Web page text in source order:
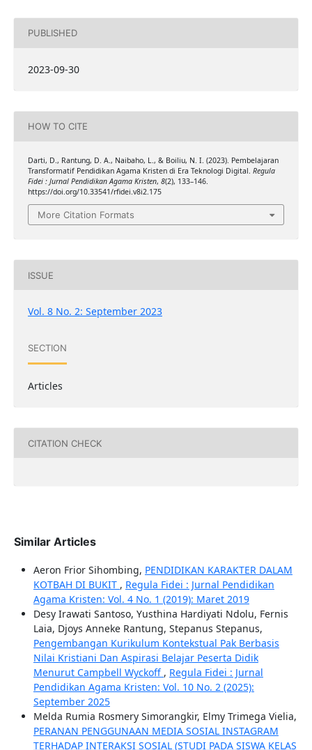
PUBLISHED
2023-09-30
HOW TO CITE
Darti, D., Rantung, D. A., Naibaho, L., & Boiliu, N. I. (2023). Pembelajaran
Transformatif Pendidikan Agama Kristen di Era Teknologi Digital. Regula
Fidei : Jurnal Pendidikan Agama Kristen, 8(2), 133–146.
https://doi.org/10.33541/rfidei.v8i2.175
More Citation Formats
ISSUE
Vol. 8 No. 2: September 2023
SECTION
Articles
CITATION CHECK
Similar Articles
Aeron Frior Sihombing, PENDIDIKAN KARAKTER DALAM
KOTBAH DI BUKIT , Regula Fidei : Jurnal Pendidikan
Agama Kristen: Vol. 4 No. 1 (2019): Maret 2019
Desy Irawati Santoso, Yusthina Hardiyati Ndolu, Fernis
Laia, Djoys Anneke Rantung, Stepanus Stepanus,
Pengembangan Kurikulum Kontekstual Pak Berbasis
Nilai Kristiani Dan Aspirasi Belajar Peserta Didik
Menurut Campbell Wyckoff , Regula Fidei : Jurnal
Pendidikan Agama Kristen: Vol. 10 No. 2 (2025):
September 2025
Melda Rumia Rosmery Simorangkir, Elmy Trimega Vielia,
PERANAN PENGGUNAAN MEDIA SOSIAL INSTAGRAM
TERHADAP INTERAKSI SOSIAL (STUDI PADA SISWA KELAS